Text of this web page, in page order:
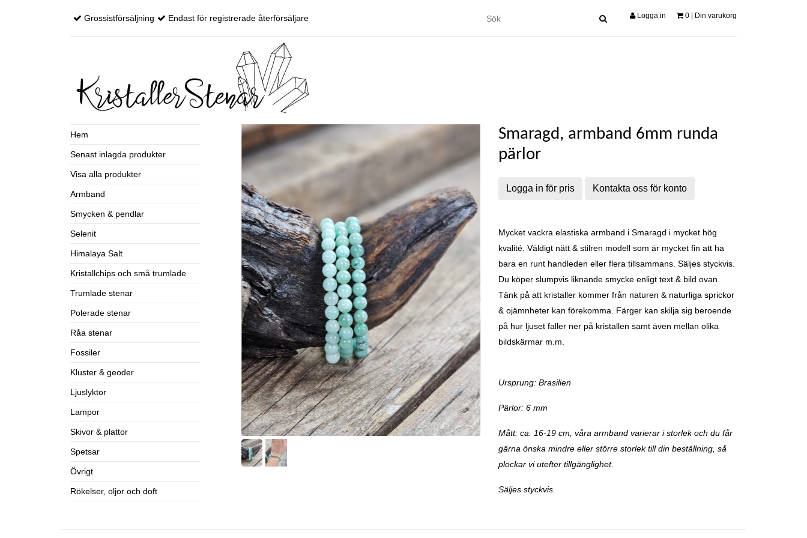
Grossistförsäljning Endast för registrerade återförsäljare Logga in 0 | Din varukorg
Hem
Senast inlagda produkter
Visa alla produkter
Armband
Smycken & pendlar
Selenit
Himalaya Salt
Kristallchips och små trumlade
Trumlade stenar
Polerade stenar
Råa stenar
Fossiler
Kluster & geoder
Ljuslyktor
Lampor
Skivor & plattor
Spetsar
Övrigt
Rökelser, oljor och doft
Smaragd, armband 6mm runda
pärlor
Logga in för pris Kontakta oss för konto
Mycket vackra elastiska armband i Smaragd i mycket hög
kvalité. Väldigt nätt & stilren modell som är mycket fin att ha
bara en runt handleden eller flera tillsammans. Säljes styckvis.
Du köper slumpvis liknande smycke enligt text & bild ovan.
Tänk på att kristaller kommer från naturen & naturliga sprickor
& ojämnheter kan förekomma. Färger kan skilja sig beroende
på hur ljuset faller ner på kristallen samt även mellan olika
bildskärmar m.m.
Ursprung: Brasilien
Pärlor: 6 mm
Mått: ca. 16-19 cm, våra armband varierar i storlek och du får
gärna önska mindre eller större storlek till din beställning, så
plockar vi utefter tillgänglighet.
Säljes styckvis.